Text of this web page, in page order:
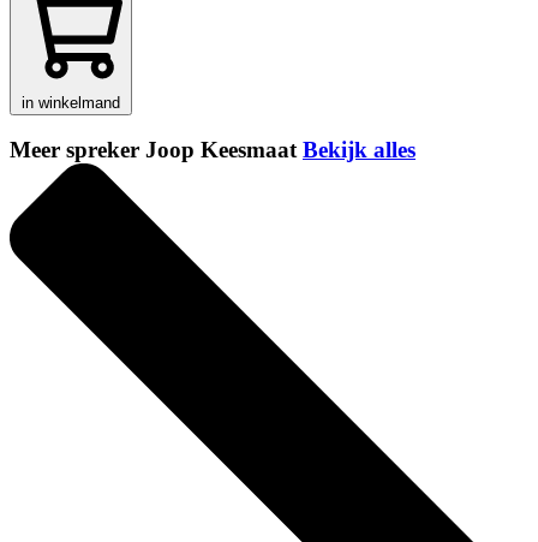
in winkelmand
Meer spreker Joop KeesmaatBekijk alles